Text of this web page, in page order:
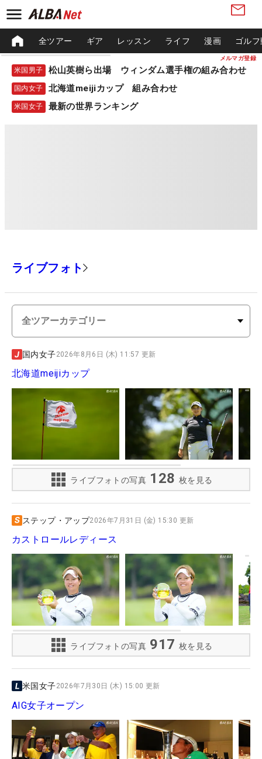
メルマガ登録
全ツアー ギア レッスン ライフ 漫画 ゴル
米国男子 松山英樹ら出場 ウィンダム選手権の組み合わせ
国内女子 北海道meijiカップ 組み合わせ
米国女子 最新の世界ランキング
ライブフォト
国内女子2026年8月6日 (木) 11:57 更新
北海道meijiカップ
ライブフォトの写真 128 枚を見る
ステップ・アップ2026年7月31日 (金) 15:30 更新
カストロールレディース
ライブフォトの写真 917 枚を見る
米国女子2026年7月30日 (木) 15:00 更新
AIG女子オープン